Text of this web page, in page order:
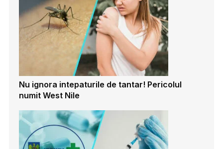
Nu ignora intepaturile de tantar! Pericolul
numit West Nile